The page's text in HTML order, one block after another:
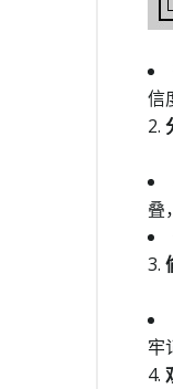
信
2.
叠
3.
牢
4.